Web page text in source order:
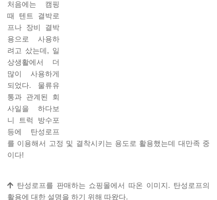
처음에는 캠핑
때 텐트 결박로
프나 장비 결박
용으로 사용하
려고 샀는데, 일
상생활에서 더
많이 사용하게
되었다. 물류유
통과 관계된 회
사일을 하다보
니 트럭 방수포
등에 탄성로프
를 이용해서 고정 및 결착시키는 용도로 활용했는데 대만족 중
이다!
탄성로프를 판매하는 쇼핑몰에서 따온 이미지. 탄성로프의
활용에 대한 설명을 하기 위해 따왔다.